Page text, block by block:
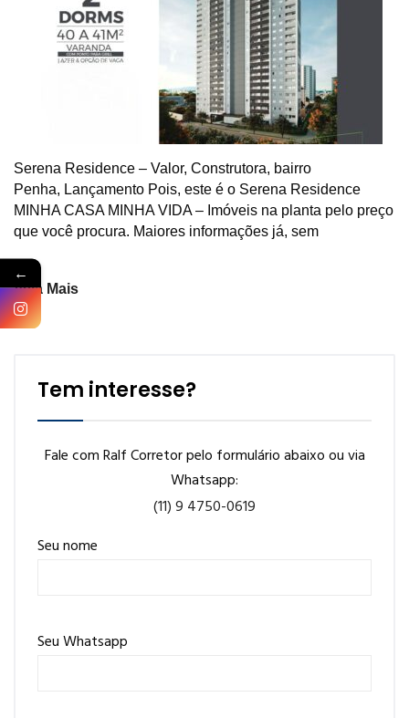
Serena Residence – Valor, Construtora, bairro
Penha, Lançamento Pois, este é o Serena Residence
MINHA CASA MINHA VIDA – Imóveis na planta pelo preço
que você procura. Maiores informações já, sem
Veja Mais
Tem interesse?
Fale com Ralf Corretor pelo formulário abaixo ou via
Whatsapp:
(11) 9 4750-0619
Seu nome
Seu Whatsapp
←